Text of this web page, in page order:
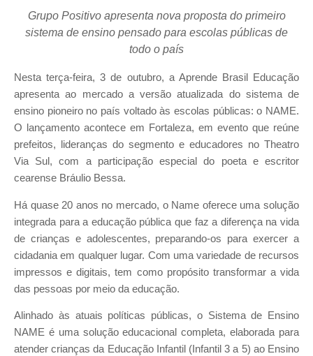
Grupo Positivo apresenta nova proposta do primeiro
sistema de ensino pensado para escolas públicas de
todo o país
Nesta terça-feira, 3 de outubro, a Aprende Brasil Educação
apresenta ao mercado a versão atualizada do sistema de
ensino pioneiro no país voltado às escolas públicas: o NAME.
O lançamento acontece em Fortaleza, em evento que reúne
prefeitos, lideranças do segmento e educadores no Theatro
Via Sul, com a participação especial do poeta e escritor
cearense Bráulio Bessa.
Há quase 20 anos no mercado, o Name oferece uma solução
integrada para a educação pública que faz a diferença na vida
de crianças e adolescentes, preparando-os para exercer a
cidadania em qualquer lugar. Com uma variedade de recursos
impressos e digitais, tem como propósito transformar a vida
das pessoas por meio da educação.
Alinhado às atuais políticas públicas, o Sistema de Ensino
NAME é uma solução educacional completa, elaborada para
atender crianças da Educação Infantil (Infantil 3 a 5) ao Ensino